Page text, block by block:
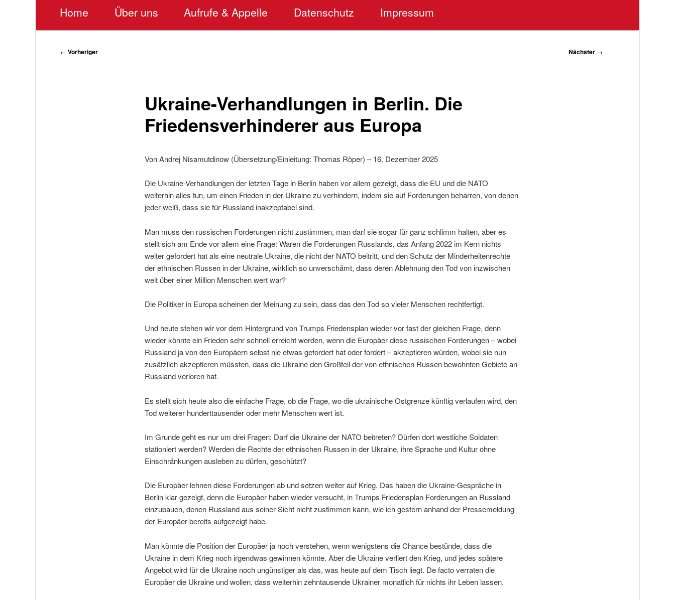
Home Über uns Aufrufe & Appelle Datenschutz Impressum
Beitragsnavigation
← Vorheriger Nächster →
Ukraine-Verhandlungen in Berlin. Die
Friedensverhinderer aus Europa
Von Andrej Nisamutdinow (Übersetzung/Einleitung: Thomas Röper) – 16. Dezember 2025
Die Ukraine-Verhandlungen der letzten Tage in Berlin haben vor allem gezeigt, dass die EU und die NATO
weiterhin alles tun, um einen Frieden in der Ukraine zu verhindern, indem sie auf Forderungen beharren, von denen
jeder weiß, dass sie für Russland inakzeptabel sind.
Man muss den russischen Forderungen nicht zustimmen, man darf sie sogar für ganz schlimm halten, aber es
stellt sich am Ende vor allem eine Frage: Waren die Forderungen Russlands, das Anfang 2022 im Kern nichts
weiter gefordert hat als eine neutrale Ukraine, die nicht der NATO beitritt, und den Schutz der Minderheitenrechte
der ethnischen Russen in der Ukraine, wirklich so unverschämt, dass deren Ablehnung den Tod von inzwischen
weit über einer Million Menschen wert war?
Die Politiker in Europa scheinen der Meinung zu sein, dass das den Tod so vieler Menschen rechtfertigt.
Und heute stehen wir vor dem Hintergrund von Trumps Friedensplan wieder vor fast der gleichen Frage, denn
wieder könnte ein Frieden sehr schnell erreicht werden, wenn die Europäer diese russischen Forderungen – wobei
Russland ja von den Europäern selbst nie etwas gefordert hat oder fordert – akzeptieren würden, wobei sie nun
zusätzlich akzeptieren müssten, dass die Ukraine den Großteil der von ethnischen Russen bewohnten Gebiete an
Russland verloren hat.
Es stellt sich heute also die einfache Frage, ob die Frage, wo die ukrainische Ostgrenze künftig verlaufen wird, den
Tod weiterer hunderttausender oder mehr Menschen wert ist.
Im Grunde geht es nur um drei Fragen: Darf die Ukraine der NATO beitreten? Dürfen dort westliche Soldaten
stationiert werden? Werden die Rechte der ethnischen Russen in der Ukraine, ihre Sprache und Kultur ohne
Einschränkungen ausleben zu dürfen, geschützt?
Die Europäer lehnen diese Forderungen ab und setzen weiter auf Krieg. Das haben die Ukraine-Gespräche in
Berlin klar gezeigt, denn die Europäer haben wieder versucht, in Trumps Friedensplan Forderungen an Russland
einzubauen, denen Russland aus seiner Sicht nicht zustimmen kann, wie ich gestern anhand der Pressemeldung
der Europäer bereits aufgezeigt habe.
Man könnte die Position der Europäer ja noch verstehen, wenn wenigstens die Chance bestünde, dass die
Ukraine in dem Krieg noch irgendwas gewinnen könnte. Aber die Ukraine verliert den Krieg, und jedes spätere
Angebot wird für die Ukraine noch ungünstiger als das, was heute auf dem Tisch liegt. De facto verraten die
Europäer die Ukraine und wollen, dass weiterhin zehntausende Ukrainer monatlich für nichts ihr Leben lassen.